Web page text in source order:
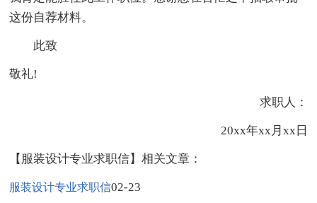
这份自荐材料。
此致
敬礼!
求职人：
20xx年xx月xx日
【服装设计专业求职信】相关文章：
服装设计专业求职信02-23